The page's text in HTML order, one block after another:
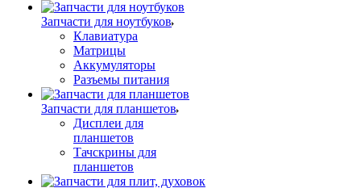
Запчасти для ноутбуков
Клавиатура
Матрицы
Аккумуляторы
Разъемы питания
Запчасти для планшетов
Дисплеи для
планшетов
Тачскрины для
планшетов